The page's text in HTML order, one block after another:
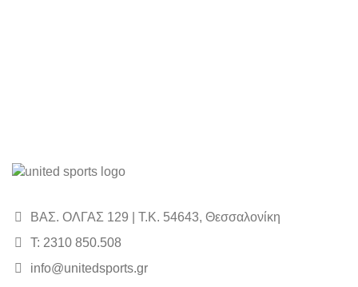
ΒΑΣ. ΟΛΓΑΣ 129 | Τ.Κ. 54643, Θεσσαλονίκη
Τ: 2310 850.508
info@unitedsports.gr